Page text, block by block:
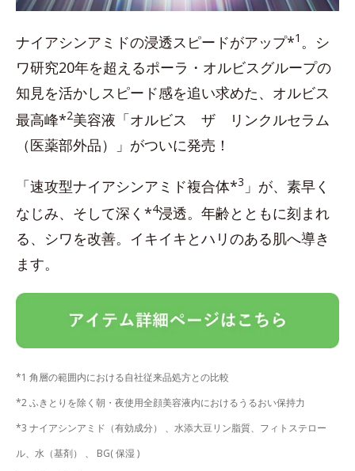
ナイアシンアミドの浸透スピードがアップ*1 。シ
ワ研究20年を超えるポーラ・オルビスグループの
知見を活かしスピード感を追い求めた、オルビス
最高峰*2美容液「オルビス ザ リンクルセラム
（医薬部外品）」がついに発売！
「速攻型ナイアシンアミド複合体*3 」が、素早く
なじみ、そして深く*4浸透。年齢とともに刻まれ
る、シワを改善。イキイキとハリのある肌へ導き
ます。
*1 角層の範囲内における自社従来品処方との比較
*2 ふきとりを除く朝・夜使用全顔美容液内におけるうるおい保持力
*3 ナイアシンアミド（有効成分） 、水添大豆リン脂質、フィトステロー
ル、水（基剤） 、 BG( 保湿 )